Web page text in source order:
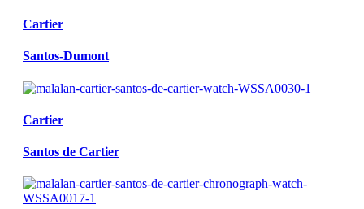
Cartier
Santos-Dumont
Cartier
Santos de Cartier